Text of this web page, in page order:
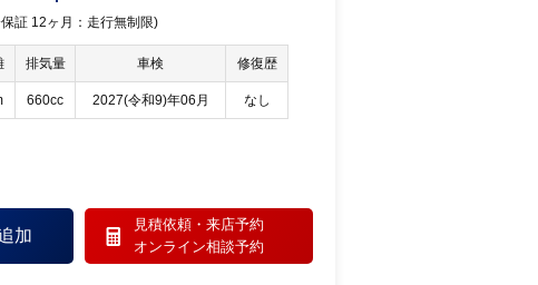
証 12ヶ月：走行無制限)
排気量 車検 修復歴
660cc 2027(令和9)年06月 なし
加
見積依頼・ 来店予約
オンライン相談予約